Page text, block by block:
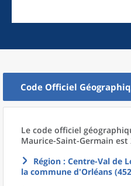
Code Officiel
Le code officiel
Maurice-Saint-Germain est
Région : Centre-Val de
la commune d'Orléans